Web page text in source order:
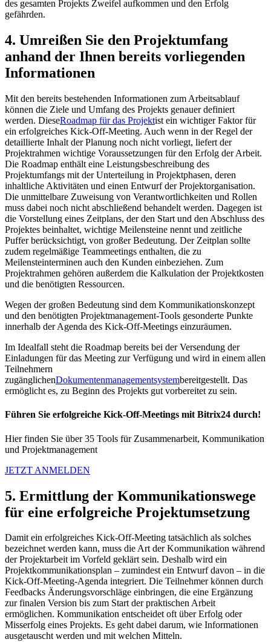
des gesamten Projekts Zweifel aufkommen und den Erfolg
gefährden.
4. Umreißen Sie den Projektumfang
anhand der Ihnen bereits vorliegenden
Informationen
Mit den bereits bestehenden Informationen zum Arbeitsablauf
können die Ziele und Umfang des Projekts genauer definiert
werden. DieseRoadmap für das Projektist ein wichtiger Faktor für
ein erfolgreiches Kick-Off-Meeting. Auch wenn in der Regel der
detaillierte Inhalt der Planung noch nicht vorliegt, liefert der
Projektrahmen wichtige Voraussetzungen für den Erfolg der Arbeit.
Die Roadmap enthält eine Leistungsbeschreibung des
Projektumfangs mit der Unterteilung in Projektphasen, deren
inhaltliche Aktivitäten und einen Entwurf der Projektorganisation.
Die unmittelbare Zuweisung von Verantwortlichkeiten und Rollen
muss dabei noch nicht abschließend behandelt werden. Dagegen ist
die Vorstellung eines Zeitplans, der den Start und den Abschluss des
Projektes beinhaltet, wichtige Meilensteine nennt und zeitliche
Puffer berücksichtigt, von großer Bedeutung. Der Zeitplan sollte
zudem regelmäßige Teammeetings enthalten, die zu
Meilensteinterminen auch den Kunden einbeziehen. Zum
Projektrahmen gehören außerdem die Kalkulation der Projektkosten
und die benötigten Ressourcen.
Wegen der großen Bedeutung sind dem Kommunikationskonzept
und den benötigten Projektmanagement-Tools gesonderte Punkte
innerhalb der Agenda des Kick-Off-Meetings einzuräumen.
Im Idealfall steht die Roadmap bereits bei der Versendung der
Einladungen für das Meeting zur Verfügung und wird in einem allen
Teilnehmern
zugänglichenDokumentenmanagementsystembereitgestellt. Das
ermöglicht es, zu Beginn des Projekts gut vorbereitet zu sein.
Führen Sie erfolgreiche Kick-Off-Meetings mit Bitrix24 durch!
Hier finden Sie über 35 Tools für Zusammenarbeit, Kommunikation
und Projektmanagement
JETZT ANMELDEN
5. Ermittlung der Kommunikationswege
für eine erfolgreiche Projektumsetzung
Damit ein erfolgreiches Kick-Off-Meeting tatsächlich als solches
bezeichnet werden kann, muss die Art der Kommunikation während
der Projektarbeit im Vorfeld geklärt sein. Deshalb wird ein
Projektkommunikationsplan – zumindest ein Entwurf davon – in die
Kick-Off-Meeting-Agenda integriert. Die Teilnehmer können durch
Feedbacks Änderungsvorschläge einbringen, die eine Ergänzung
zur finalen Version bis zum Start der praktischen Arbeit
ermöglichen. Kommunikation entscheidet oft über Erfolg oder
Misserfolg eines Projekts. Es geht dabei darum, wie Informationen
ausgetauscht werden und mit welchen Mitteln.